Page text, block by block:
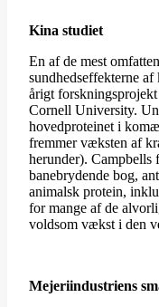
Kina studiet
En af de mest
sundhedseffekterne
årigt
Cornell University.
hovedproteinet i
fremmer væksten af
herunder). Campbells
banebrydende bog,
animalsk protein,
for mange af de
voldsom vækst i den
Mejeriindustriens